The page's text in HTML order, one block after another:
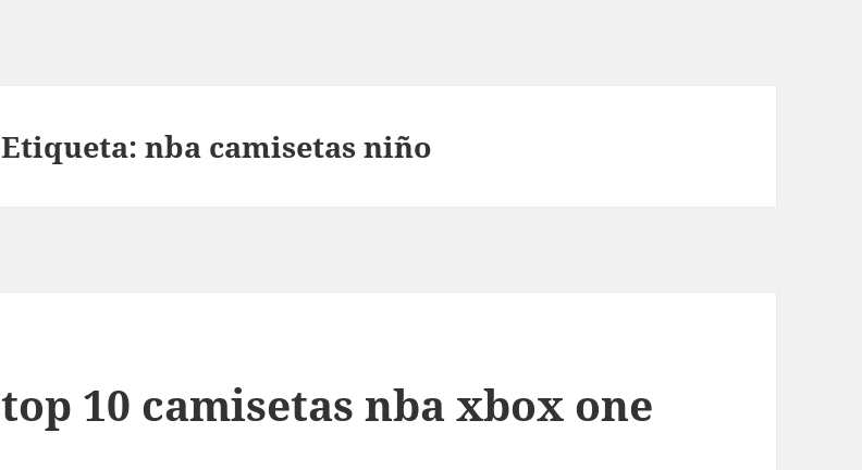
Etiqueta:nba camisetas niño
top 10 camisetas nba xbox one